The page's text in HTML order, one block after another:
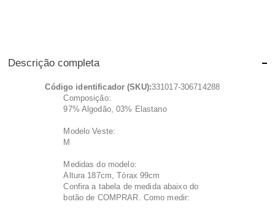
Descrição completa
Código identificador (SKU):331017-306714288
Composição:
97% Algodão, 03% Elastano
Modelo Veste:
M
Medidas do modelo:
Altura 187cm, Tórax 99cm
Confira a tabela de medida abaixo do
botão de COMPRAR. Como medir: